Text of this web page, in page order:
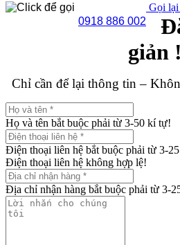
0918 886 002
Gọi
giản !
Chỉ cần để lại thông tin –
Họ và tên bắt buộc phải từ 3-50 kí tự!
Điện thoại liên hệ bắt buộc phải từ 3-
Điện thoại liên hệ không hợp lệ!
Địa chỉ nhận hàng bắt buộc phải từ 3-